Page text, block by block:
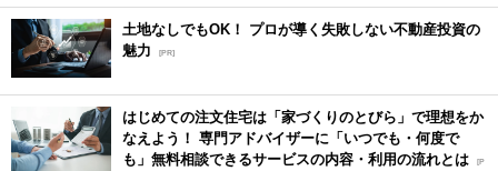
土地なしでもOK！ プロが導く失敗しない不動産投資の
魅力
[PR]
はじめての注文住宅は「家づくりのとびら」で理想をか
なえよう！ 専門アドバイザーに「いつでも・何度で
も」無料相談できるサービスの内容・利用の流れとは [P